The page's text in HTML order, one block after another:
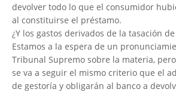
devolver todo lo que el consumidor
al constituirse el préstamo.
¿Y los gastos derivados de la tasación
Estamos a la espera de un
Tribunal Supremo sobre la materia,
se va a seguir el mismo criterio que el
de gestoría y obligarán al banco a